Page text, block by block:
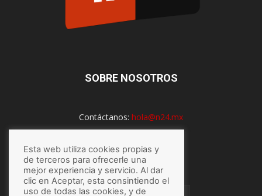
SOBRE NOSOTROS
Contáctanos: hola@n24.mx
SÍGUENOS
Esta web utiliza cookies propias y
de terceros para ofrecerle una
mejor experiencia y servicio. Al dar
clic en Aceptar, esta consintiendo el
uso de todas las cookies, y de